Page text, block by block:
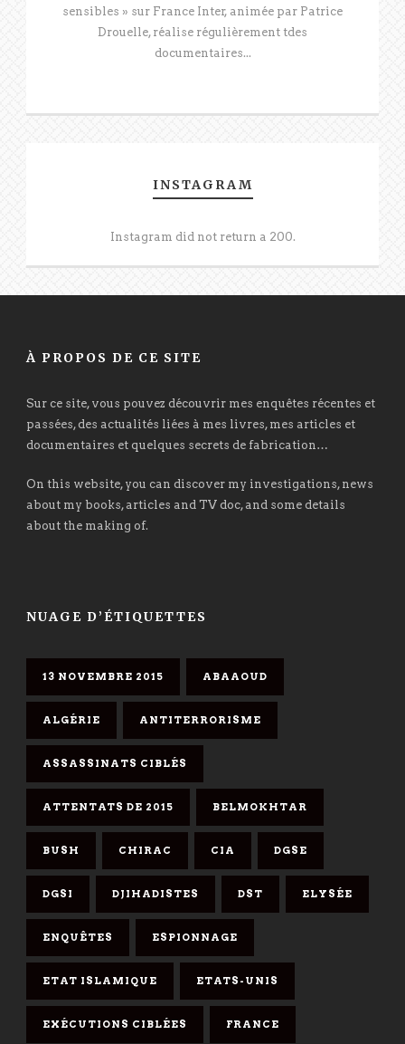
sensibles » sur France Inter, animée par Patrice
Drouelle, réalise régulièrement tdes
documentaires...
INSTAGRAM
Instagram did not return a 200.
À PROPOS DE CE SITE
Sur ce site, vous pouvez découvrir mes enquêtes récentes et
passées, des actualités liées à mes livres, mes articles et
documentaires et quelques secrets de fabrication…
On this website, you can discover my investigations, news
about my books, articles and TV doc, and some details
about the making of.
NUAGE D’ÉTIQUETTES
13 NOVEMBRE 2015 ABAAOUD
ALGÉRIE ANTITERRORISME
ASSASSINATS CIBLÉS
ATTENTATS DE 2015 BELMOKHTAR
BUSH CHIRAC CIA DGSE
DGSI DJIHADISTES DST ELYSÉE
ENQUÊTES ESPIONNAGE
ETAT ISLAMIQUE ETATS-UNIS
EXÉCUTIONS CIBLÉES FRANCE